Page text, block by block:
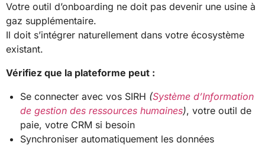
Votre outil d’onboarding ne doit pas devenir une usine à
gaz supplémentaire.
Il doit s’intégrer naturellement dans votre écosystème
existant.
Vérifiez que la plateforme peut :
Se connecter avec vos SIRH (Système d’Information
de gestion des ressources humaines), votre outil de
paie, votre CRM si besoin
Synchroniser automatiquement les données